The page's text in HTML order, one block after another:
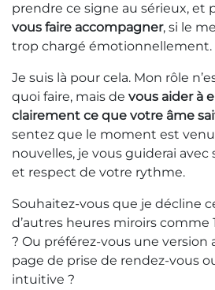
prendre ce signe au sérieux, et
vous faire accompagner, si le
trop chargé émotionnellement.
Je suis là pour cela. Mon rôle
quoi faire, mais de vous aider à
clairement ce que votre âme
sentez que le moment est
nouvelles, je vous guiderai
et respect de votre rythme.
Souhaitez-vous que je décline
d’autres heures miroirs comme
? Ou préférez-vous une version
page de prise de rendez-vous
intuitive ?